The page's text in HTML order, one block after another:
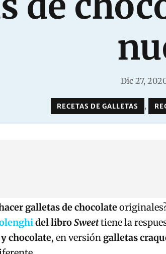
Dic 27,
RECETAS DE GALLETAS ,
galletas de chocolate
del libroSweettiene la
chocolate, en versión galletas